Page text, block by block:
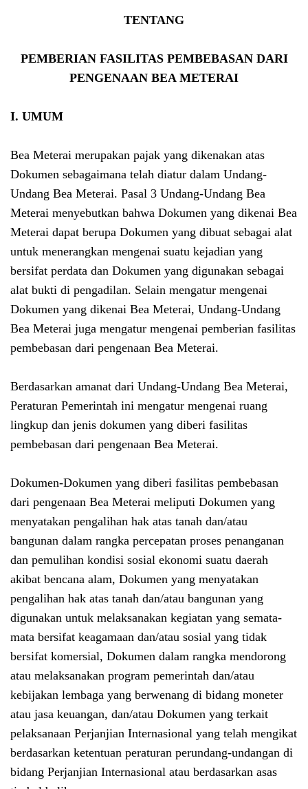
TENTANG
PEMBERIAN FASILITAS PEMBEBASAN DARI
PENGENAAN BEA METERAI
I. UMUM
Bea Meterai merupakan pajak yang dikenakan atas
Dokumen sebagaimana telah diatur dalam Undang-
Undang Bea Meterai. Pasal 3 Undang-Undang Bea
Meterai menyebutkan bahwa Dokumen yang dikenai Bea
Meterai dapat berupa Dokumen yang dibuat sebagai alat
untuk menerangkan mengenai suatu kejadian yang
bersifat perdata dan Dokumen yang digunakan sebagai
alat bukti di pengadilan. Selain mengatur mengenai
Dokumen yang dikenai Bea Meterai, Undang-Undang
Bea Meterai juga mengatur mengenai pemberian fasilitas
pembebasan dari pengenaan Bea Meterai.
Berdasarkan amanat dari Undang-Undang Bea Meterai,
Peraturan Pemerintah ini mengatur mengenai ruang
lingkup dan jenis dokumen yang diberi fasilitas
pembebasan dari pengenaan Bea Meterai.
Dokumen-Dokumen yang diberi fasilitas pembebasan
dari pengenaan Bea Meterai meliputi Dokumen yang
menyatakan pengalihan hak atas tanah dan/atau
bangunan dalam rangka percepatan proses penanganan
dan pemulihan kondisi sosial ekonomi suatu daerah
akibat bencana alam, Dokumen yang menyatakan
pengalihan hak atas tanah dan/atau bangunan yang
digunakan untuk melaksanakan kegiatan yang semata-
mata bersifat keagamaan dan/atau sosial yang tidak
bersifat komersial, Dokumen dalam rangka mendorong
atau melaksanakan program pemerintah dan/atau
kebijakan lembaga yang berwenang di bidang moneter
atau jasa keuangan, dan/atau Dokumen yang terkait
pelaksanaan Perjanjian Internasional yang telah mengikat
berdasarkan ketentuan peraturan perundang-undangan di
bidang Perjanjian Internasional atau berdasarkan asas